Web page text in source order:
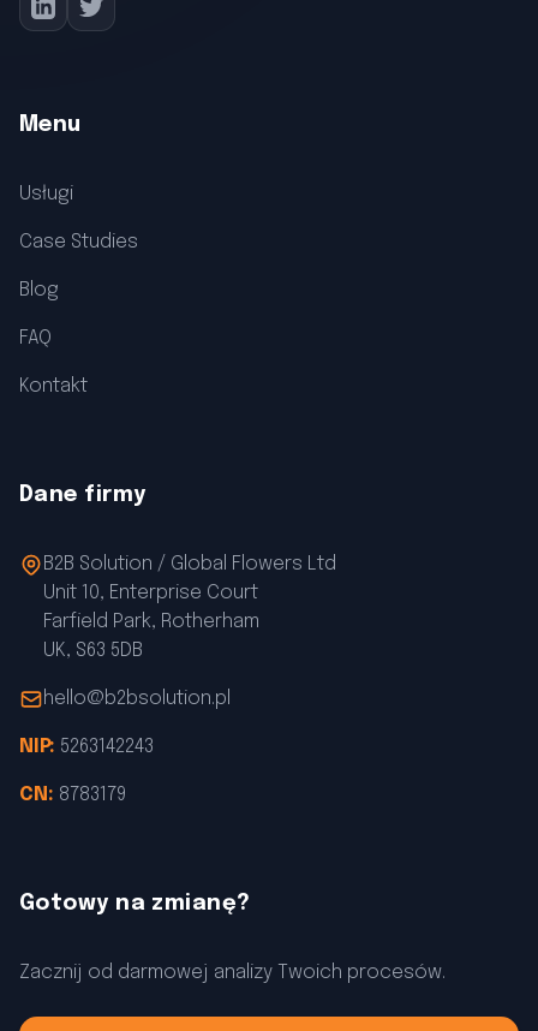
Menu
Usługi
Case Studies
Blog
FAQ
Kontakt
Dane firmy
B2B Solution / Global Flowers Ltd
Unit 10, Enterprise Court
Farfield Park, Rotherham
UK, S63 5DB
hello@b2bsolution.pl
NIP: 5263142243
CN: 8783179
Gotowy na zmianę?
Zacznij od darmowej analizy Twoich procesów.